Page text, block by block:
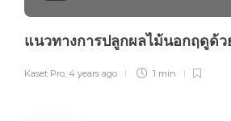
แนวทางการปลูกผลไม้นอกฤดูด้ว
Kaset Pro 4 years ago 1 min